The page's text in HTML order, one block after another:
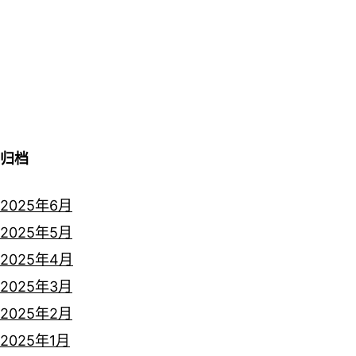
归档
2025年6月
2025年5月
2025年4月
2025年3月
2025年2月
2025年1月